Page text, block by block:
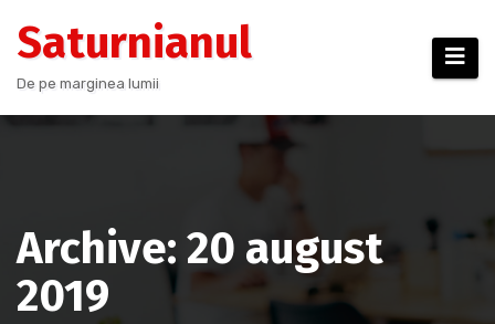
conținut
Saturnianul
De pe marginea lumii
Archive: 20 august
2019